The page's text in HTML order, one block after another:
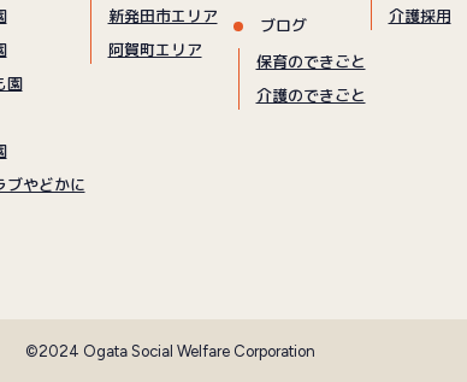
園
ブやどかに
新発田市エリア
阿賀町エリア
ブログ
保育のできごと
介護のできごと
介護採用
©2024 Ogata Social Welfare Corporation